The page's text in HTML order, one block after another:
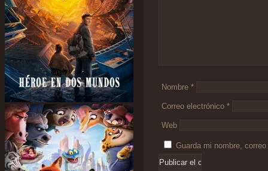
Nombre *
Correo electrónico *
Web
Guarda mi nombre,